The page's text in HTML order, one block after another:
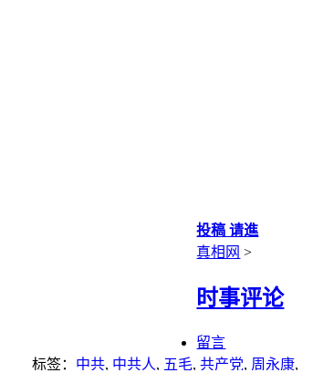
投稿 请進
真相网 >
时事评论
留言
标签： 中共, 中共人, 五毛, 共产党, 周永康,